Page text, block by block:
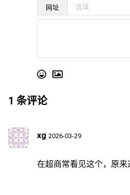
网址
1 条评论
xg 2026-03-29
在超商常看见这个，原来